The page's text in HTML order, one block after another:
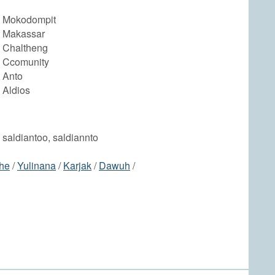
Aldios
saldiannto
/Yulinana/Karjak/Dawuh /